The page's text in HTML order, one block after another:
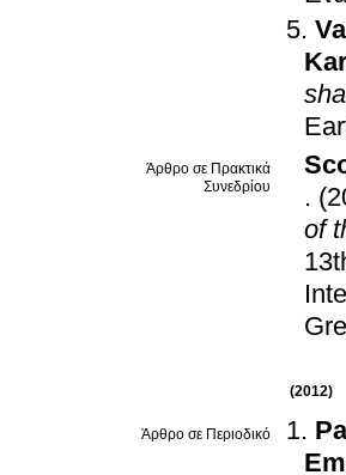
Άρθρο σε Πρακτικά
Συνεδρίου
.
of
(2012)
Άρθρο σε Περιοδικό